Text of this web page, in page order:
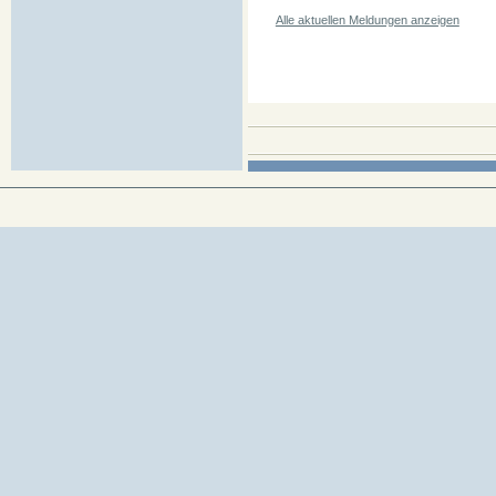
Alle aktuellen Meldungen anzeigen